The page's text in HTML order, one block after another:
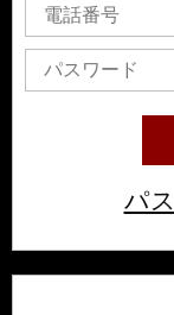
パ